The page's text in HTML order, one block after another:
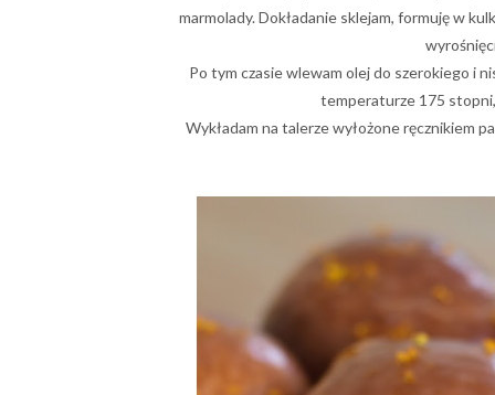
marmolady. Dokładanie sklejam, formuję w
Po tym czasie wlewam olej do szerokiego i
temperaturze 175
Wykładam na talerze wyłożone ręcznikiem